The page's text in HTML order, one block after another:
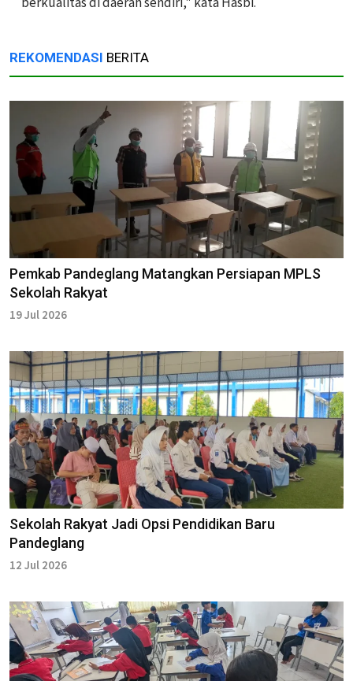
REKOMENDASI BERITA
Pemkab Pandeglang Matangkan Persiapan MPLS
Sekolah Rakyat
19 Jul 2026
Sekolah Rakyat Jadi Opsi Pendidikan Baru
Pandeglang
12 Jul 2026